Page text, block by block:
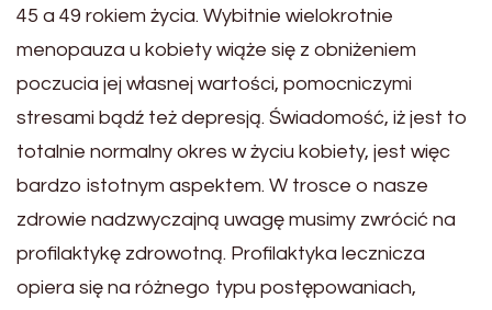
45 a 49 rokiem życia. Wybitnie wielokrotnie
menopauza u kobiety wiąże się z obniżeniem
poczucia jej własnej wartości, pomocniczymi
stresami bądź też depresją. Świadomość, iż jest to
totalnie normalny okres w życiu kobiety, jest więc
bardzo istotnym aspektem. W trosce o nasze
zdrowie nadzwyczajną uwagę musimy zwrócić na
profilaktykę zdrowotną. Profilaktyka lecznicza
opiera się na różnego typu postępowaniach,